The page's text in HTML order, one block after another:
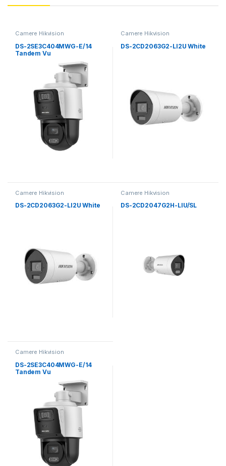
Camere Hikvision
DS-2SE3C404MWG-E/14
Tandem Vu
Camere Hikvision
DS-2CD2063G2-LI2U White
Camere Hikvision
DS-2CD2063G2-LI2U White
Camere Hikvision
DS-2CD2047G2H-LIU/SL
Camere Hikvision
DS-2SE3C404MWG-E/14
Tandem Vu